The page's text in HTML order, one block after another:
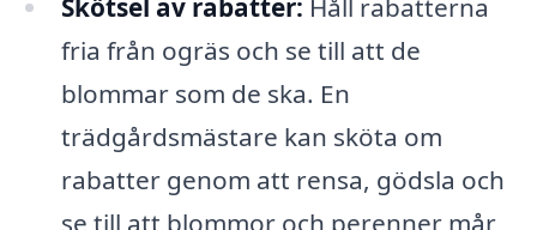
Skötsel av rabatter: Håll rabatterna
fria från ogräs och se till att de
blommar som de ska. En
trädgårdsmästare kan sköta om
rabatter genom att rensa, gödsla och
se till att blommor och perenner mår